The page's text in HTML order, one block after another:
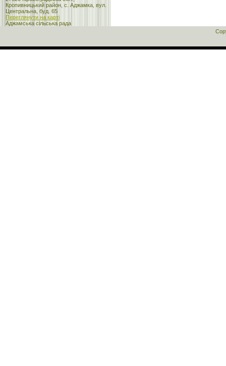
Кропивницький район, с. Аджамка, вул.
Центральна, буд. 65
Переглянути на карті
Аджамська сільська рада